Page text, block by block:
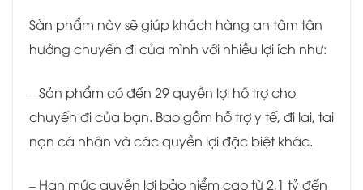
Sản phẩm này sẽ giúp khách hàng an tâm tận
hưởng chuyến đi của mình với nhiều lợi ích như:
– Sản phẩm có đến 29 quyền lợi hỗ trợ cho
chuyến đi của bạn. Bao gồm hỗ trợ y tế, đi lai, tai
nạn cá nhân và các quyền lợi đặc biệt khác.
– Hạn mức quyền lợi bảo hiểm cao từ 2,1 tỷ đến